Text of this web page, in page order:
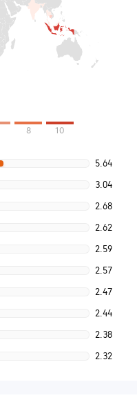
8 10
5.64
3.04
2.68
2.62
2.59
2.57
2.47
2.44
2.38
2.32